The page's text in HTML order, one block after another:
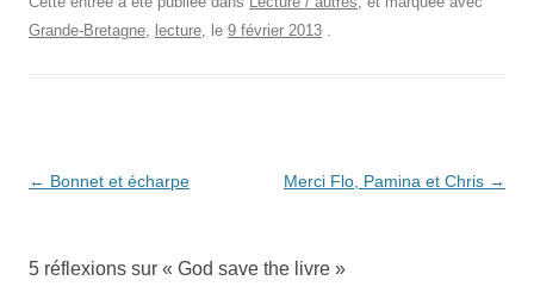
Grande-Bretagne, lecture, le 9 février 2013 .
Navigation
← Bonnet et écharpe Merci Flo, Pamina et Chris →
5 réflexions sur « God save the livre »